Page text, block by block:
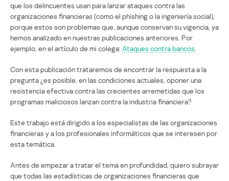
que los delincuentes usan para lanzar ataques contra las
organizaciones financieras (como el phishing o la ingeniería social),
porque estos son problemas que, aunque conservan su vigencia, ya
hemos analizado en nuestras publicaciones anteriores. Por
ejemplo, en el artículo de mi colega: Ataques contra bancos
Con esta publicación trataremos de encontrar la respuesta a la
pregunta ¿es posible, en las condiciones actuales, oponer una
resistencia efectiva contra las crecientes arremetidas que los
programas maliciosos lanzan contra la industria financiera?
Este trabajo está dirigido a los especialistas de las organizaciones
financieras y a los profesionales informáticos que se interesen por
esta temática.
Antes de empezar a tratar el tema en profundidad, quiero subrayar
que todas las estadísticas de organizaciones financieras que